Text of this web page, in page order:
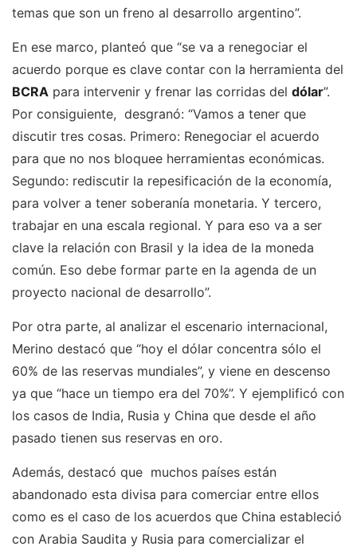
temas que son un freno al desarrollo argentino”.
En ese marco, planteó que “se va a renegociar el
acuerdo porque es clave contar con la herramienta del
BCRA para intervenir y frenar las corridas del dólar”.
Por consiguiente, desgranó: “Vamos a tener que
discutir tres cosas. Primero: Renegociar el acuerdo
para que no nos bloquee herramientas económicas.
Segundo: rediscutir la repesificación de la economía,
para volver a tener soberanía monetaria. Y tercero,
trabajar en una escala regional. Y para eso va a ser
clave la relación con Brasil y la idea de la moneda
común. Eso debe formar parte en la agenda de un
proyecto nacional de desarrollo”.
Por otra parte, al analizar el escenario internacional,
Merino destacó que “hoy el dólar concentra sólo el
60% de las reservas mundiales”, y viene en descenso
ya que “hace un tiempo era del 70%”. Y ejemplificó con
los casos de India, Rusia y China que desde el año
pasado tienen sus reservas en oro.
Además, destacó que muchos países están
abandonado esta divisa para comerciar entre ellos
como es el caso de los acuerdos que China estableció
con Arabia Saudita y Rusia para comercializar el